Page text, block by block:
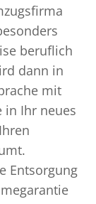
beruflich
dann in
mit
in Ihr neues
Entsorgung